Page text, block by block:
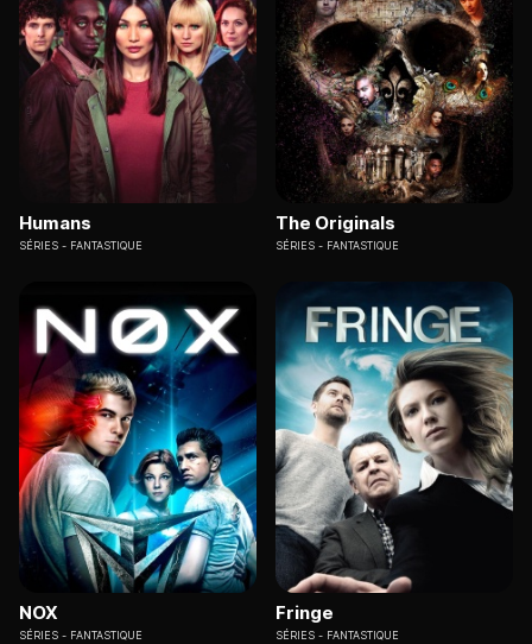
Humans
SÉRIES FANTASTIQUE
The Originals
SÉRIES FANTASTIQUE
NOX
SÉRIES FANTASTIQUE
Fringe
SÉRIES FANTASTIQUE